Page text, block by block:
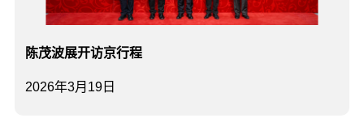
2026年3月19日
陈茂波展开访京行程